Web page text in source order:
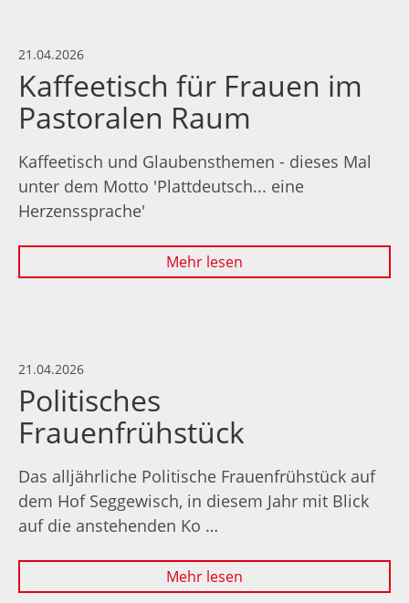
21.04.2026
Kaffeetisch für Frauen im
Pastoralen Raum
Kaffeetisch und Glaubensthemen - dieses Mal
unter dem Motto 'Plattdeutsch... eine
Herzenssprache'
Mehr lesen
21.04.2026
Politisches
Frauenfrühstück
Das alljährliche Politische Frauenfrühstück auf
dem Hof Seggewisch, in diesem Jahr mit Blick
auf die anstehenden Ko …
Mehr lesen